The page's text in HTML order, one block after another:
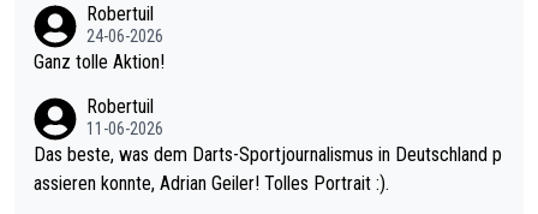
mal 40+ erst recht. Da gewinnst keinen Blumentopf - ist ja noc
h krasser wie ein Pokalspiel eines Kreisligisten vs einem Bund
Robertuil
24-06-2026
Ganz tolle Aktion!
Robertuil
11-06-2026
Das beste, was dem Darts-Sportjournalismus in Deutschland p
assieren konnte, Adrian Geiler! Tolles Portrait :).